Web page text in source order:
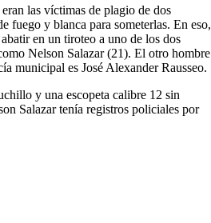
las víctimas de plagio de dos
fuego y blanca para someterlas. En eso,
en un tiroteo a uno de los dos
Nelson Salazar (21). El otro hombre
municipal es José Alexander Rausseo.
y una escopeta calibre 12 sin
Salazar tenía registros policiales por